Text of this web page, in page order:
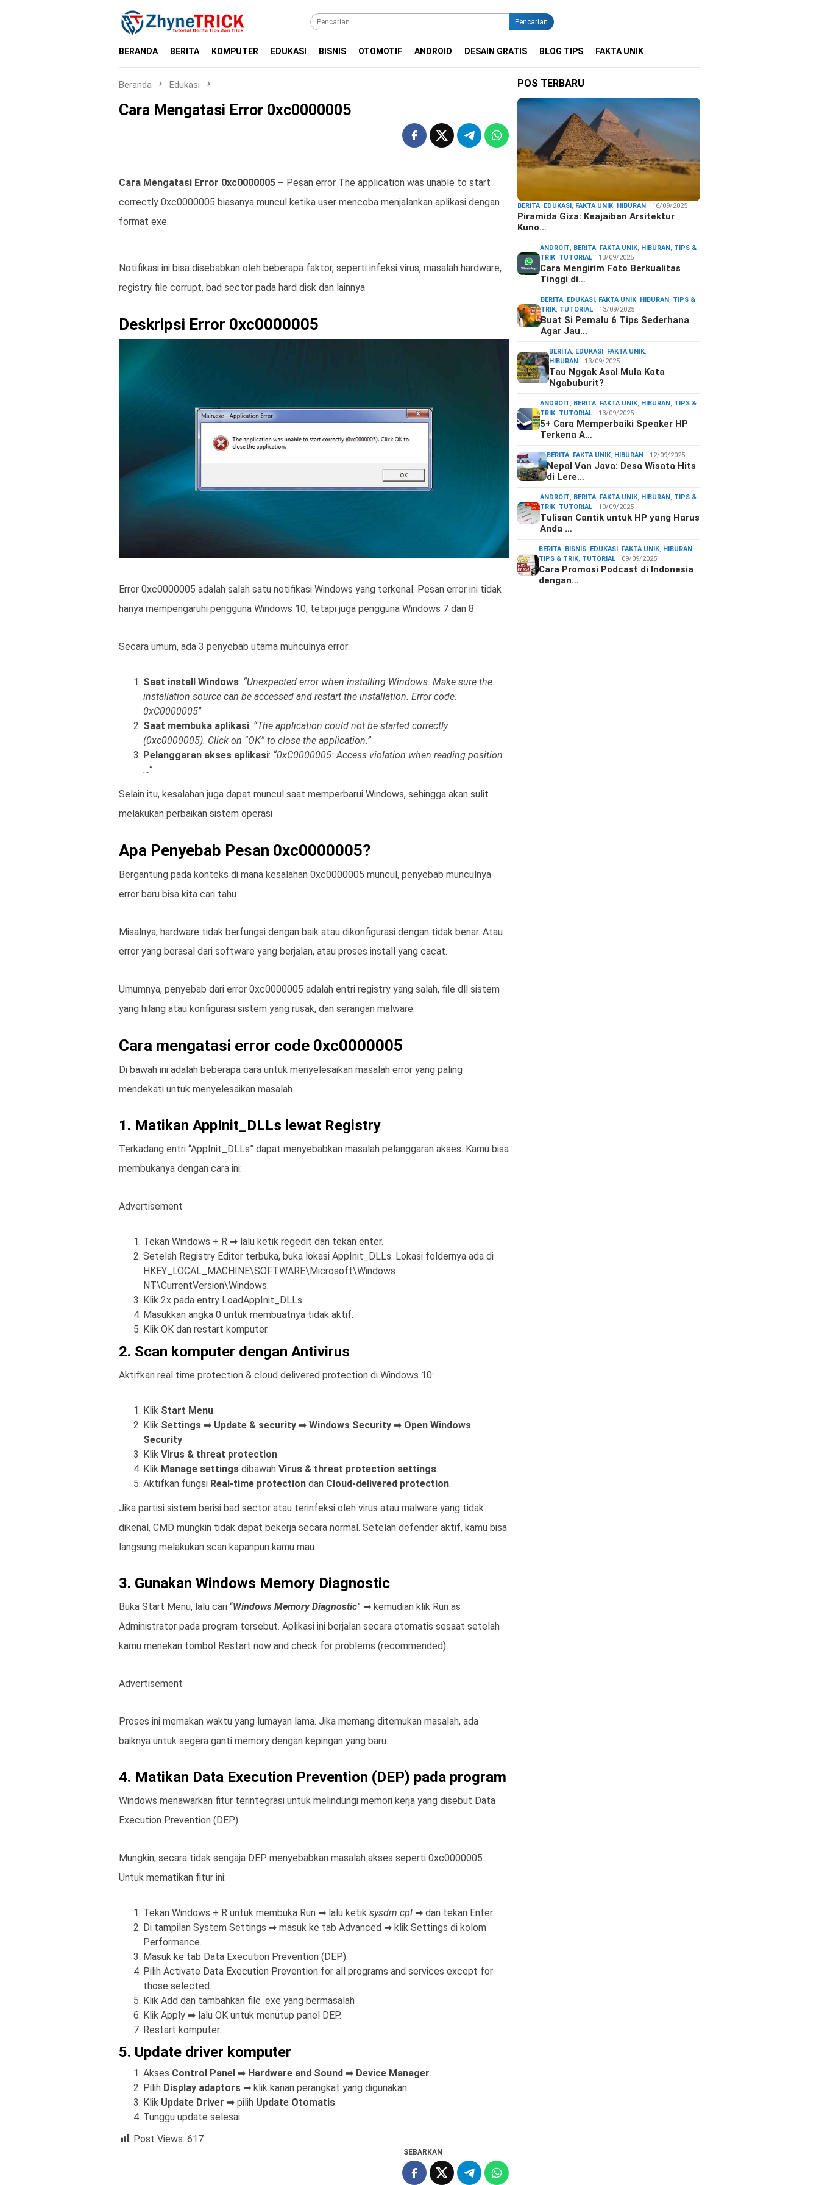
Pencarian
BERANDA BERITA KOMPUTER EDUKASI BISNIS OTOMOTIF ANDROID DESAIN GRATIS BLOG TIPS FAKTA UNIK
Beranda Edukasi
Cara Mengatasi Error 0xc0000005
Cara Mengatasi Error 0xc0000005 – Pesan error The application was unable to start
correctly 0xc0000005 biasanya muncul ketika user mencoba menjalankan aplikasi dengan
format exe.
Notifikasi ini bisa disebabkan oleh beberapa faktor, seperti infeksi virus, masalah hardware,
registry file corrupt, bad sector pada hard disk dan lainnya
Deskripsi Error 0xc0000005
Error 0xc0000005 adalah salah satu notifikasi Windows yang terkenal. Pesan error ini tidak
hanya mempengaruhi pengguna Windows 10, tetapi juga pengguna Windows 7 dan 8
Secara umum, ada 3 penyebab utama munculnya error:
Saat install Windows: “Unexpected error when installing Windows. Make sure the
installation source can be accessed and restart the installation. Error code:
0xC0000005”
Saat membuka aplikasi: “The application could not be started correctly
(0xc0000005). Click on “OK” to close the application.”
Pelanggaran akses aplikasi: “0xC0000005: Access violation when reading position
…”
Selain itu, kesalahan juga dapat muncul saat memperbarui Windows, sehingga akan sulit
melakukan perbaikan sistem operasi
Apa Penyebab Pesan 0xc0000005?
Bergantung pada konteks di mana kesalahan 0xc0000005 muncul, penyebab munculnya
error baru bisa kita cari tahu
Misalnya, hardware tidak berfungsi dengan baik atau dikonfigurasi dengan tidak benar. Atau
error yang berasal dari software yang berjalan, atau proses install yang cacat.
Umumnya, penyebab dari error 0xc0000005 adalah entri registry yang salah, file dll sistem
yang hilang atau konfigurasi sistem yang rusak, dan serangan malware.
Cara mengatasi error code 0xc0000005
Di bawah ini adalah beberapa cara untuk menyelesaikan masalah error yang paling
mendekati untuk menyelesaikan masalah.
1. Matikan AppInit_DLLs lewat Registry
Terkadang entri “AppInit_DLLs” dapat menyebabkan masalah pelanggaran akses. Kamu bisa
membukanya dengan cara ini:
Advertisement
Tekan Windows + R ➡ lalu ketik regedit dan tekan enter.
Setelah Registry Editor terbuka, buka lokasi AppInit_DLLs. Lokasi foldernya ada di
HKEY_LOCAL_MACHINE\SOFTWARE\Microsoft\Windows
NT\CurrentVersion\Windows.
Klik 2x pada entry LoadAppInit_DLLs.
Masukkan angka 0 untuk membuatnya tidak aktif.
Klik OK dan restart komputer.
2. Scan komputer dengan Antivirus
Aktifkan real time protection & cloud delivered protection di Windows 10:
Klik Start Menu.
Klik Settings ➡ Update & security ➡ Windows Security ➡ Open Windows
Security.
Klik Virus & threat protection.
Klik Manage settings dibawah Virus & threat protection settings.
Aktifkan fungsi Real-time protection dan Cloud-delivered protection.
Jika partisi sistem berisi bad sector atau terinfeksi oleh virus atau malware yang tidak
dikenal, CMD mungkin tidak dapat bekerja secara normal. Setelah defender aktif, kamu bisa
langsung melakukan scan kapanpun kamu mau
3. Gunakan Windows Memory Diagnostic
Buka Start Menu, lalu cari “Windows Memory Diagnostic” ➡ kemudian klik Run as
Administrator pada program tersebut. Aplikasi ini berjalan secara otomatis sesaat setelah
kamu menekan tombol Restart now and check for problems (recommended).
Advertisement
Proses ini memakan waktu yang lumayan lama. Jika memang ditemukan masalah, ada
baiknya untuk segera ganti memory dengan kepingan yang baru.
4. Matikan Data Execution Prevention (DEP) pada program
Windows menawarkan fitur terintegrasi untuk melindungi memori kerja yang disebut Data
Execution Prevention (DEP).
Mungkin, secara tidak sengaja DEP menyebabkan masalah akses seperti 0xc0000005.
Untuk mematikan fitur ini:
Tekan Windows + R untuk membuka Run ➡ lalu ketik sysdm.cpl ➡ dan tekan Enter.
Di tampilan System Settings ➡ masuk ke tab Advanced ➡ klik Settings di kolom
Performance.
Masuk ke tab Data Execution Prevention (DEP).
Pilih Activate Data Execution Prevention for all programs and services except for
those selected.
Klik Add dan tambahkan file .exe yang bermasalah
Klik Apply ➡ lalu OK untuk menutup panel DEP.
Restart komputer.
5. Update driver komputer
Akses Control Panel ➡ Hardware and Sound ➡ Device Manager.
Pilih Display adaptors ➡ klik kanan perangkat yang digunakan.
Klik Update Driver ➡ pilih Update Otomatis.
Tunggu update selesai.
Post Views: 617
SEBARKAN
POS TERBARU
BERITA, EDUKASI, FAKTA UNIK, HIBURAN 16/09/2025
Piramida Giza: Keajaiban Arsitektur
Kuno…
ANDROIT, BERITA, FAKTA UNIK, HIBURAN, TIPS &
TRIK, TUTORIAL 13/09/2025
Cara Mengirim Foto Berkualitas
Tinggi di…
BERITA, EDUKASI, FAKTA UNIK, HIBURAN, TIPS &
TRIK, TUTORIAL 13/09/2025
Buat Si Pemalu 6 Tips Sederhana
Agar Jau…
BERITA, EDUKASI, FAKTA UNIK,
HIBURAN
13/09/2025
Tau Nggak Asal Mula Kata
Ngabuburit?
ANDROIT, BERITA, FAKTA UNIK, HIBURAN, TIPS &
TRIK, TUTORIAL 13/09/2025
5+ Cara Memperbaiki Speaker HP
Terkena A…
BERITA, FAKTA UNIK, HIBURAN 12/09/2025
Nepal Van Java: Desa Wisata Hits
di Lere…
ANDROIT, BERITA, FAKTA UNIK, HIBURAN, TIPS &
TRIK, TUTORIAL 10/09/2025
Tulisan Cantik untuk HP yang Harus
Anda …
BERITA, BISNIS, EDUKASI, FAKTA UNIK, HIBURAN,
TIPS & TRIK, TUTORIAL 09/09/2025
Cara Promosi Podcast di Indonesia
dengan…